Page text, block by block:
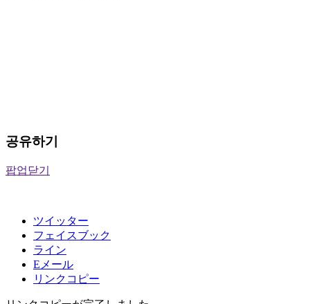
공유하기
팝업닫기
ツイッター
フェイスブック
ライン
Eメール
リンクコピー